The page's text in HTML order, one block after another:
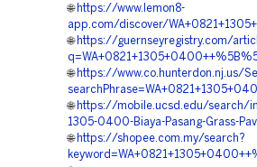
🌐 https://www.lemon8-
app.com/discover/
🌐 https://guernseyregistry.com/
🌐 https://www.co.hunterdon.nj.us/
🌐 https://mobile.ucsd.edu/search/
1305-0400-Biaya-Pasang-Grass-
🌐 https://shopee.com.my/search?